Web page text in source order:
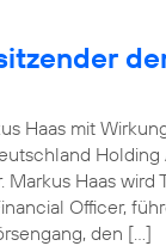
Haas mit
Holding
Haas wird
Officer,
den […]